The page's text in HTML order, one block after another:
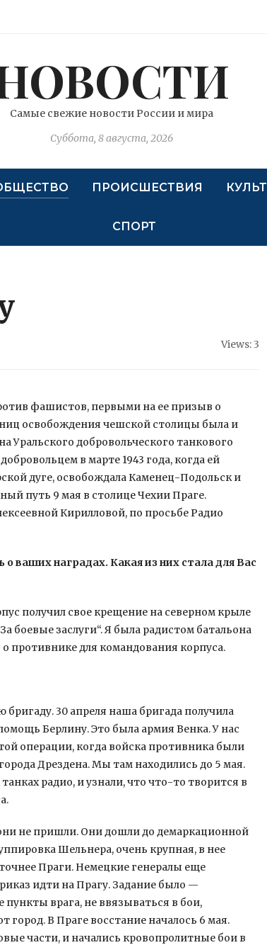
Самые свежие новости России и мира
Суббота, 8 августа, 2026
ПРОИСШЕСТВИЯ КУЛЬТ
СПОРТ
Views: 3
фашистов, первыми на ее призыв о
освобождения чешской столицы была и
Уральского добровольческого танкового
в марте 1943 года, когда ей
дуге, освобождала Каменец-Подольск и
путь 9 мая в столице Чехии Праге.
Кирилловой, по просьбе Радио
ваших наградах. Какая из них стала для Вас
получил свое крещение на северном крыле
боевые заслуги“. Я была радистом батальона
противнике для командования корпуса.
30 апреля наша бригада получила
Берлину. Это была армия Венка. У нас
операции, когда войска противника были
Дрездена. Мы там находились до 5 мая.
радио, и узнали, что что-то творится в
не пришли. Они дошли до демаркационной
Шельнера, очень крупная, в нее
Праги. Немецкие генералы еще
идти на Прагу. Задание было —
врага, не ввязываться в бои,
В Праге восстание началось 6 мая.
части, и начались кровопролитные бои в